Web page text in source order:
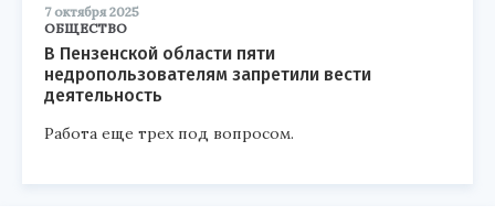
7 октября 2025
ОБЩЕСТВО
В Пензенской области пяти
недропользователям запретили вести
деятельность
Работа еще трех под вопросом.